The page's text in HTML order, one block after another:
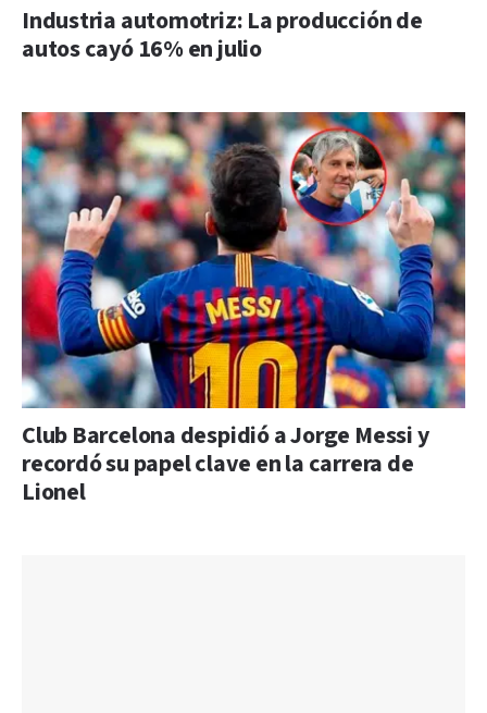
Industria automotriz: La producción de
autos cayó 16% en julio
Club Barcelona despidió a Jorge Messi y
recordó su papel clave en la carrera de
Lionel